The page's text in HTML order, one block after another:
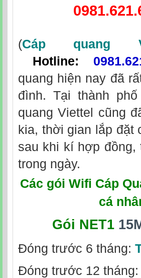
(Cáp quang
Hotline:
quang hiện nay đã
đình. Tại thành
quang Viettel cũng
kia, thời gian lắp đặt
sau khi kí hợp đồng,
trong ngày.
Các gói Wifi Cáp
cá
Gói NET1
Đóng trước 6 tháng:
Đóng trước 12 tháng: